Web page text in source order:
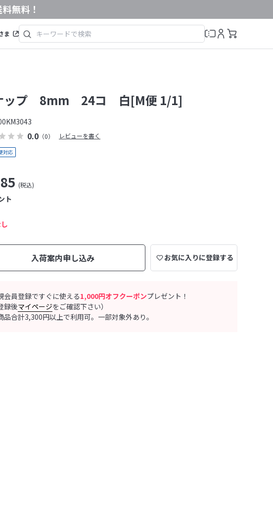
無料！
ま
0.0 （0） レビューを書く
ップ 8mm 24コ 白[M便 1/1]
ト
入荷案内申し込み お気に入りに登録する
会員登録ですぐに使える1,000円オフクーポンプレゼント！
録後マイページをご確認下さい）
合計3,300円以上で利用可。一部対象外あり。